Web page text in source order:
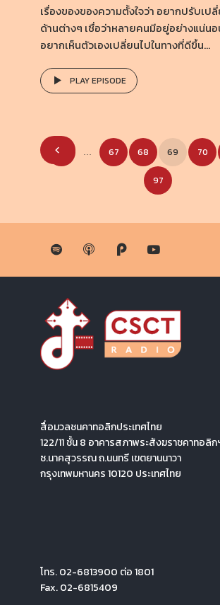
เรื่องของของความตั้งใจว่า อยากปรับเป
ด้านต่างๆ เชื่อว่าหลายคนมีอยู่อย่างแน่นอ
อยากเห็นตัวเองเปลี่ยนไปในทางที่ดีขึ้น...
PLAY EPISODE
Posts
pagination
67 68 69 70
97
สื่อมวลชนคาทอลิกประเทศไทย
122/11 ชั้น 8 อาคารสภาพระสังฆราชคาทอลิก
ซ.นาคสุวรรณ ถ.นนทรี เขตยานนาวา
กรุงเทพมหานคร 10120 ประเทศไทย
โทร. 02-6813900 ต่อ 1801
Fax. 02-6815409